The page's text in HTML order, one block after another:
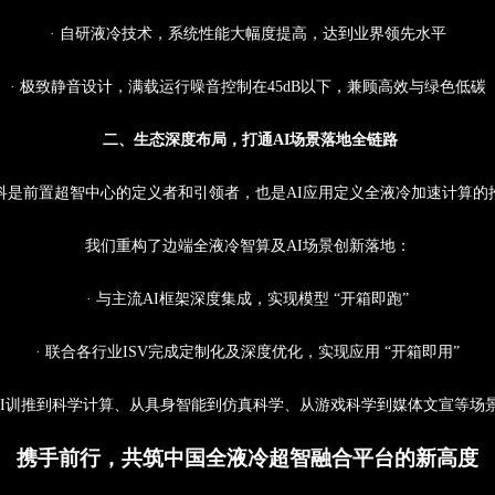
· 自研液冷技术，系统性能大幅度提高，达到业界领先水平
· 极致静音设计，满载运行噪音控制在45dB以下，兼顾高效与绿色低碳
二、生态深度布局，打通AI场景落地全链路
是前置超智中心的定义者和引领者，也是AI应用 定义全液冷加速计算的
我们重构了边端全液冷智算及AI场景创新落地：
· 与主流AI框架深度集成，实现模型 “开箱即跑”
· 联合各行业ISV完成定制化及深度优化，实现应用 “开箱即用”
训推到科学计算、 从具身智能到仿真科学、 从游戏科学到媒体文宣等场
携手前行，共筑中国全液冷超智融合平台的新高度